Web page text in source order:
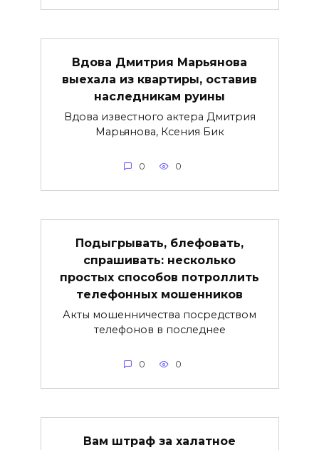
Вдова Дмитрия Марьянова
выехала из квартиры, оставив
наследникам руины
Вдова известного актера Дмитрия
Марьянова, Ксения Бик
0 0
Подыгрывать, блефовать,
спрашивать: несколько
простых способов потроллить
телефонных мошенников
Акты мошенничества посредством
телефонов в последнее
0 0
Вам штраф за халатное